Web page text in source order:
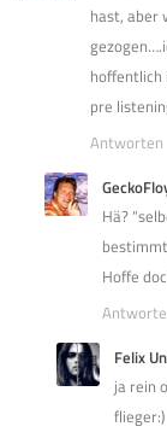
hast, aber
hoffentlich
pre
Antworten
Hä?
Hoffe
Felix
ja rein
flieger:)